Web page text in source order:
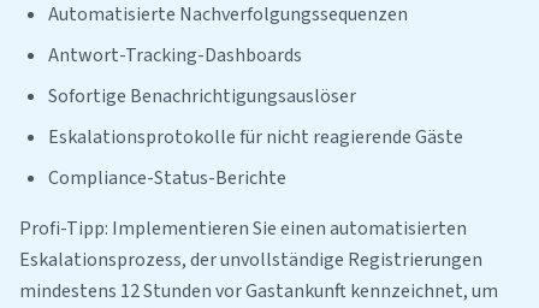
Automatisierte Nachverfolgungssequenzen
Antwort-Tracking-Dashboards
Sofortige Benachrichtigungsauslöser
Eskalationsprotokolle für nicht reagierende Gäste
Compliance-Status-Berichte
Profi-Tipp: Implementieren Sie einen automatisierten
Eskalationsprozess, der unvollständige Registrierungen
mindestens 12 Stunden vor Gastankunft kennzeichnet, um